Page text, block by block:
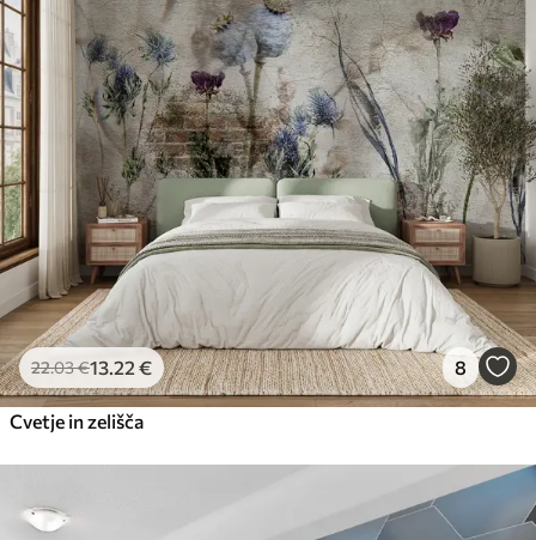
22.03€13 .22 € 8
Cvetje in zelišča